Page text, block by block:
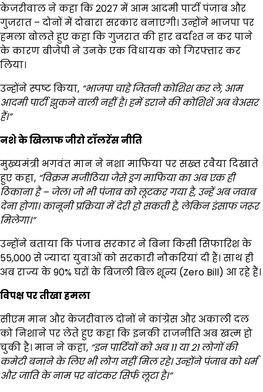
केजरीवाल ने कहा कि 2027 में आम आदमी पार्टी पंजाब और
गुजरात – दोनों में दोबारा सरकार बनाएगी। उन्होंने भाजपा पर
हमला बोलते हुए कहा कि गुजरात की हार बर्दाश्त न कर पाने
के कारण बीजेपी ने उनके एक विधायक को गिरफ्तार कर
लिया।
उन्होंने स्पष्ट किया, “भाजपा चाहे जितनी कोशिश कर ले, आम
आदमी पार्टी झुकने वाली नहीं है। हमें डराने की कोशिशें अब बेअसर
हैं।”
नशे के खिलाफ जीरो टॉलरेंस नीति
मुख्यमंत्री भगवंत मान ने नशा माफिया पर सख्त रवैया दिखाते
हुए कहा, “विक्रम मजीठिया जैसे ड्रग माफिया का अब एक ही
ठिकाना है – जेल। जो भी पंजाब को लूटकर गया है,उन्हें अब जवाब
देना होगा। कानूनी प्रक्रिया में देरी हो सकती है, लेकिन इंसाफ जरूर
मिलेगा।”
उन्होंने बताया कि पंजाब सरकार ने बिना किसी सिफारिश के
55,000 से ज्यादा युवाओं को सरकारी नौकरियां दी हैं। साथ ही
अब राज्य के 90% घरों के बिजली बिल शून्य (Zero Bill) आ रहे हैं।
विपक्ष पर तीखा हमला
सीएम मान और केजरीवाल दोनों ने कांग्रेस और अकाली दल
को निशाने पर लेते हुए कहा कि इनकी राजनीति अब खत्म हो
चुकी है। मान ने कहा, “इन पार्टियों को अब 11या 21लोगों की
कमेटी बनाने के लिए भी लोग नहीं मिल रहे। उन्होंने पंजाब को धर्म
और जाति के नाम पर बांटकर सिर्फ लूटा है।”